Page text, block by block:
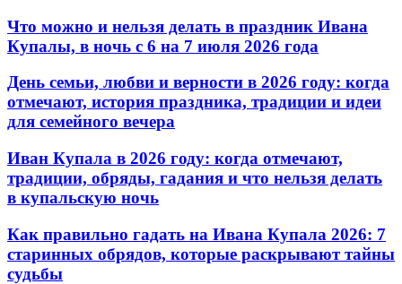
Что можно и нельзя делать в праздник Ивана
Купалы, в ночь с 6 на 7 июля 2026 года
День семьи, любви и верности в 2026 году: когда
отмечают, история праздника, традиции и идеи
для семейного вечера
Иван Купала в 2026 году: когда отмечают,
традиции, обряды, гадания и что нельзя делать
в купальскую ночь
Как правильно гадать на Ивана Купала 2026: 7
старинных обрядов, которые раскрывают тайны
судьбы